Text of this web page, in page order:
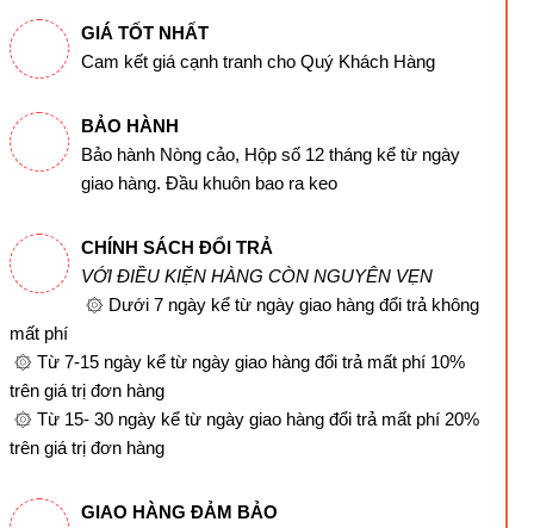
GIÁ TỐT NHẤT
Cam kết giá cạnh tranh cho Quý Khách Hàng
BẢO HÀNH
Bảo hành Nòng cảo, Hộp số 12 tháng kể từ ngày
giao hàng. Đầu khuôn bao ra keo
CHÍNH SÁCH ĐỔI TRẢ
VỚI ĐIỀU KIỆN HÀNG CÒN NGUYÊN VẸN
۞ Dưới 7 ngày kể từ ngày giao hàng đổi trả không
mất phí
۞ Từ 7-15 ngày kể từ ngày giao hàng đổi trả mất phí 10%
trên giá trị đơn hàng
۞ Từ 15- 30 ngày kể từ ngày giao hàng đổi trả mất phí 20%
trên giá trị đơn hàng
GIAO HÀNG ĐẢM BẢO